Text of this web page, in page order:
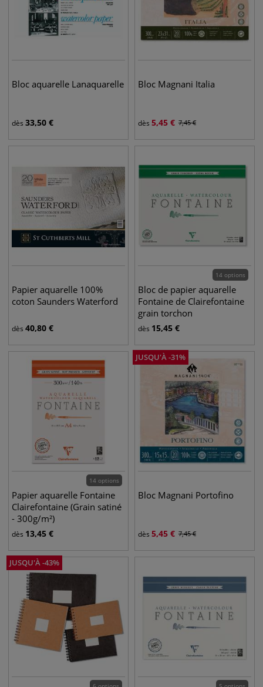
Bloc aquarelle Lanaquarelle
dès 33,50 €
Bloc Magnani Italia
dès 5,45 € 7,45€
Papier aquarelle 100%
coton Saunders Waterford
dès 40,80 €
14 options
Bloc de papier aquarelle
Fontaine de Clairefontaine
grain torchon
dès 15,45 €
14 options
Papier aquarelle Fontaine
Clairefontaine (Grain satiné
- 300g/m²)
dès 13,45 €
JUSQU'À-31%
Bloc Magnani Portofino
dès 5,45 € 7,45€
JUSQU'À-43%